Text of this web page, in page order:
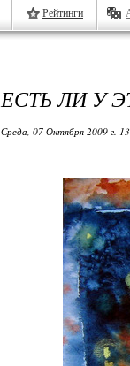
Рейтинги
ЕСТЬ ЛИ У
Среда, 07 Октября 2009 г.